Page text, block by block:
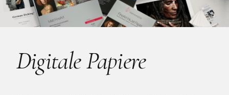
Digitale Papiere